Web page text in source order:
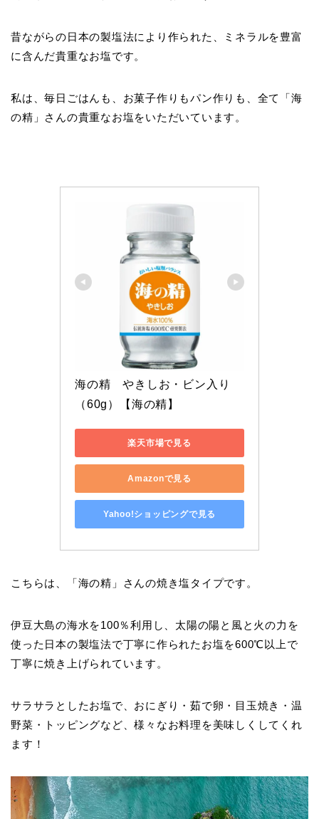
昔ながらの日本の製塩法により作られた、ミネラルを豊富
に含んだ貴重なお塩です。
私は、毎日ごはんも、お菓子作りもパン作りも、全て「海
の精」さんの貴重なお塩をいただいています。
海の精　やきしお・ビン入り
（60g）【海の精】
楽天市場で見る
Amazonで見る
Yahoo!ショッピングで見る
こちらは、「海の精」さんの焼き塩タイプです。
伊豆大島の海水を100％利用し、太陽の陽と風と火の力を
使った日本の製塩法で丁寧に作られたお塩を600℃以上で
丁寧に焼き上げられています。
サラサラとしたお塩で、おにぎり・茹で卵・目玉焼き・温
野菜・トッピングなど、様々なお料理を美味しくしてくれ
ます！